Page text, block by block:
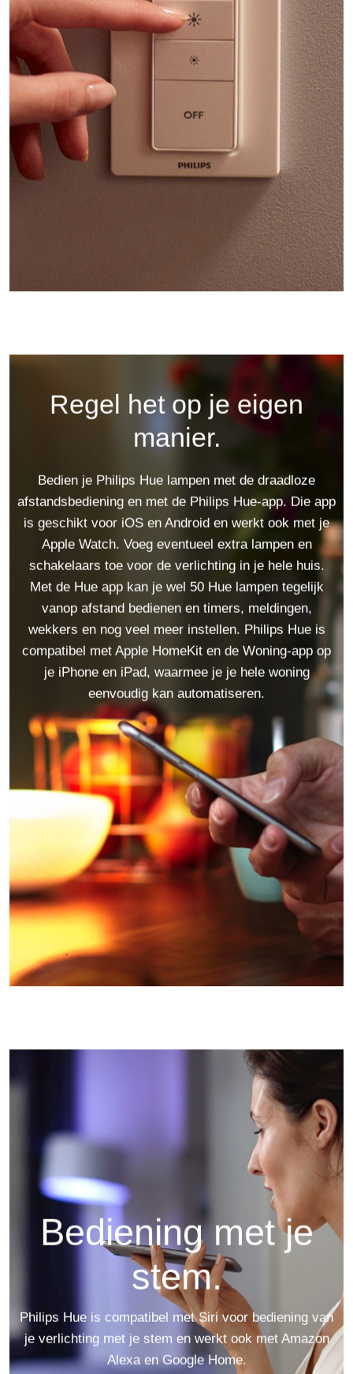
Regel het op je eigen
manier.
Bedien je Philips Hue lampen met de draadloze
afstandsbediening en met de Philips Hue-app. Die app
is geschikt voor iOS en Android en werkt ook met je
Apple Watch. Voeg eventueel extra lampen en
schakelaars toe voor de verlichting in je hele huis.
Met de Hue app kan je wel 50 Hue lampen tegelijk
vanop afstand bedienen en timers, meldingen,
wekkers en nog veel meer instellen. Philips Hue is
compatibel met Apple HomeKit en de Woning-app op
je iPhone en iPad, waarmee je je hele woning
eenvoudig kan automatiseren.
Bediening met je
stem.
Philips Hue is compatibel met Siri voor bediening van
je verlichting met je stem en werkt ook met Amazon
Alexa en Google Home.